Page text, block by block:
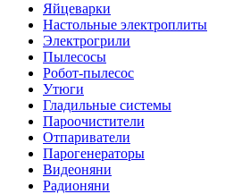
Яйцеварки
Настольные электроплиты
Электрогрили
Пылесосы
Робот-пылесос
Утюги
Гладильные системы
Пароочистители
Отпариватели
Парогенераторы
Видеоняни
Радионяни